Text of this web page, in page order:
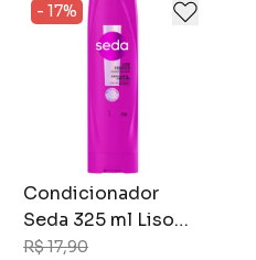
Condicionador
Seda 325 ml Liso
Perfeito
R$ 17,90
- 17%